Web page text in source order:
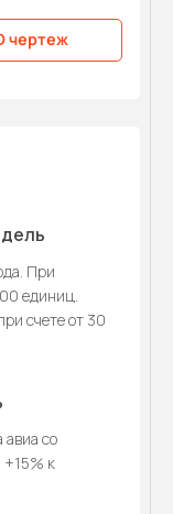
чертеж
При
единиц.
счете от 30
авиа со
+15% к